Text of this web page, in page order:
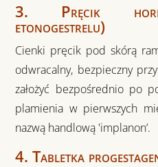
3. Pręcik
etonogestrelu)
Cienki pręcik pod skórą
odwracalny, bezpieczny
założyć bezpośrednio po
plamienia w pierwszych
nazwą handlową 'implanon’.
4. Tabletka